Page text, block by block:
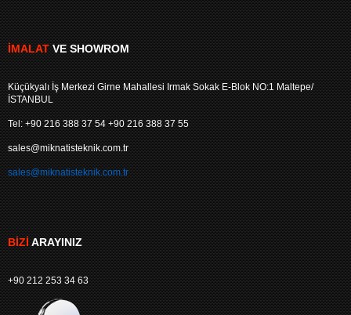
İMALATVE SHOWROM
Küçükyalı İş Merkezi Girne Mahallesi Irmak Sokak E-Blok NO:1 Maltepe/
İSTANBUL
Tel: +90 216 388 37 54 +90 216 388 37 55
sales@miknatisteknik.com.tr
sales@miknatisteknik.com.tr
BIZIARAYINIZ
+90 212 253 34 63